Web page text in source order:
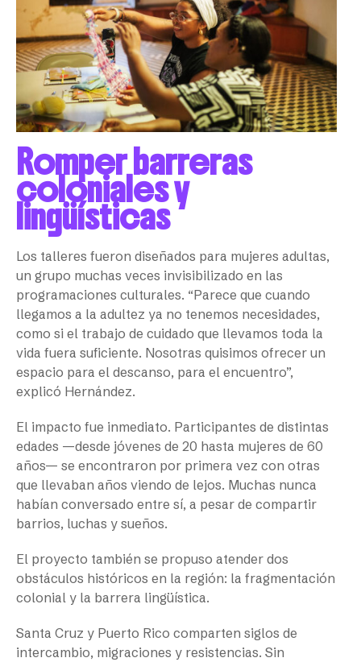
Romper barreras
coloniales y
lingüísticas
Los talleres fueron diseñados para mujeres adultas,
un grupo muchas veces invisibilizado en las
programaciones culturales. “Parece que cuando
llegamos a la adultez ya no tenemos necesidades,
como si el trabajo de cuidado que llevamos toda la
vida fuera suficiente. Nosotras quisimos ofrecer un
espacio para el descanso, para el encuentro”,
explicó Hernández.
El impacto fue inmediato. Participantes de distintas
edades —desde jóvenes de 20 hasta mujeres de 60
años— se encontraron por primera vez con otras
que llevaban años viendo de lejos. Muchas nunca
habían conversado entre sí, a pesar de compartir
barrios, luchas y sueños.
El proyecto también se propuso atender dos
obstáculos históricos en la región: la fragmentación
colonial y la barrera lingüística.
Santa Cruz y Puerto Rico comparten siglos de
intercambio, migraciones y resistencias. Sin